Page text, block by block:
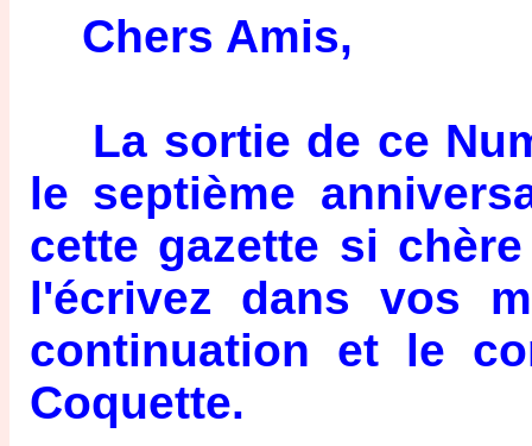
Chers Amis,
La sortie de ce
le septième
cette gazette si
l'écrivez dans vos
continuation et le
Coquette.